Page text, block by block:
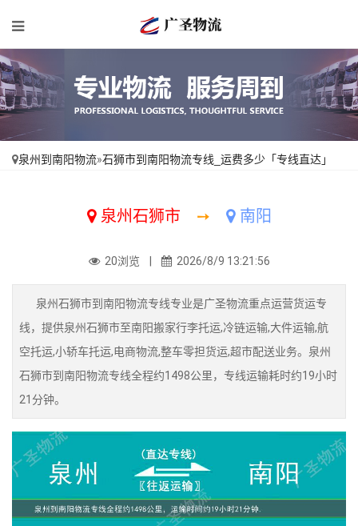
泉州到南阳物流»石狮市到南阳物流专线_运费多少「专线直达」
泉州石狮市 ➙ 南阳
20浏览 | 2026/8/9 13:21:56
泉州石狮市到南阳物流专线专业是广圣物流重点运营货运专
线，提供泉州石狮市至南阳搬家行李托运,冷链运输,大件运输,航
空托运,小轿车托运,电商物流,整车零担货运,超市配送业务。泉州
石狮市到南阳物流专线全程约1498公里，专线运输耗时约19小时
21分钟。